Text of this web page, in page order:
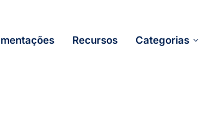
Recursos Categorias